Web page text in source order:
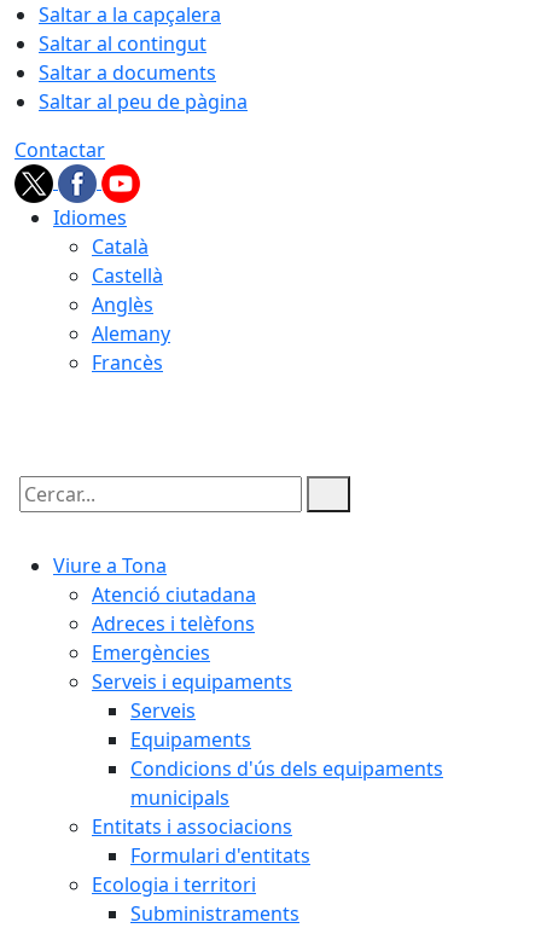
Saltar a la capçalera
Saltar al contingut
Saltar a documents
Saltar al peu de pàgina
Contactar
Idiomes
Català
Castellà
Anglès
Alemany
Francès
Cercar:
Viure a Tona
Atenció ciutadana
Adreces i telèfons
Emergències
Serveis i equipaments
Serveis
Equipaments
Condicions d'ús dels equipaments
municipals
Entitats i associacions
Formulari d'entitats
Ecologia i territori
Subministraments